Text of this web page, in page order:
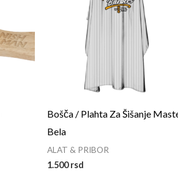
Bošča / Plahta Za Šišanje
Bela
ALAT & PRIBOR
1.500rsd